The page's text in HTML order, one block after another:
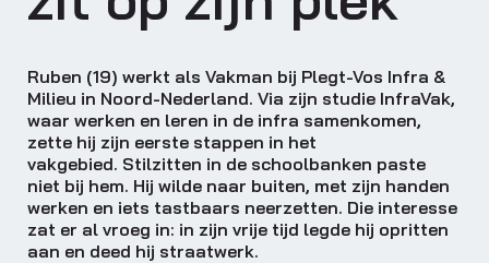
Ruben (19) werkt als Vakman bij Plegt-Vos Infra &
Milieu in Noord-Nederland. Via zijn studie InfraVak,
waar werken en leren in de infra samenkomen,
zette hij zijn eerste stappen in het
vakgebied. Stilzitten in de schoolbanken paste
niet bij hem. Hij wilde naar buiten, met zijn handen
werken en iets tastbaars neerzetten. Die interesse
zat er al vroeg in: in zijn vrije tijd legde hij opritten
aan en deed hij straatwerk.